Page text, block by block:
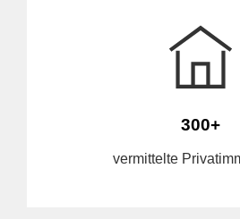
300+
vermittelte